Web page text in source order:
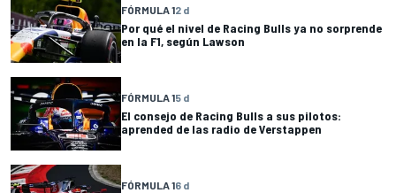
FÓRMULA 12 d
Por qué el nivel de Racing Bulls ya no sorprende
en la F1, según Lawson
FÓRMULA 15 d
El consejo de Racing Bulls a sus pilotos:
aprended de las radio de Verstappen
FÓRMULA 16 d